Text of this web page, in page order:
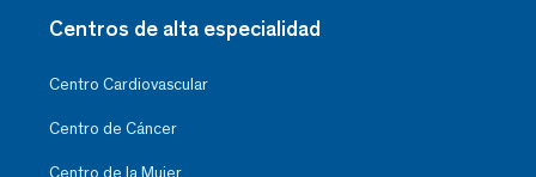
Centros de alta especialidad
Centro Cardiovascular
Centro de Cáncer